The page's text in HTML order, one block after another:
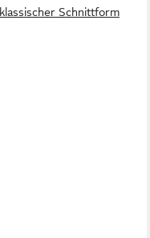
klassischer Schnittform